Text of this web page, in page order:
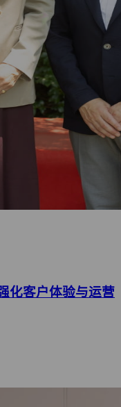
化客户体验与运营